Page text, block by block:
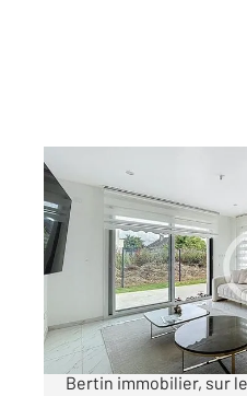
ETERVILLE 14
138 m2, 6 pièces
Ref : 2772
Maison à vendre
390
Nouveau dans votre
Bertin immobilier, sur